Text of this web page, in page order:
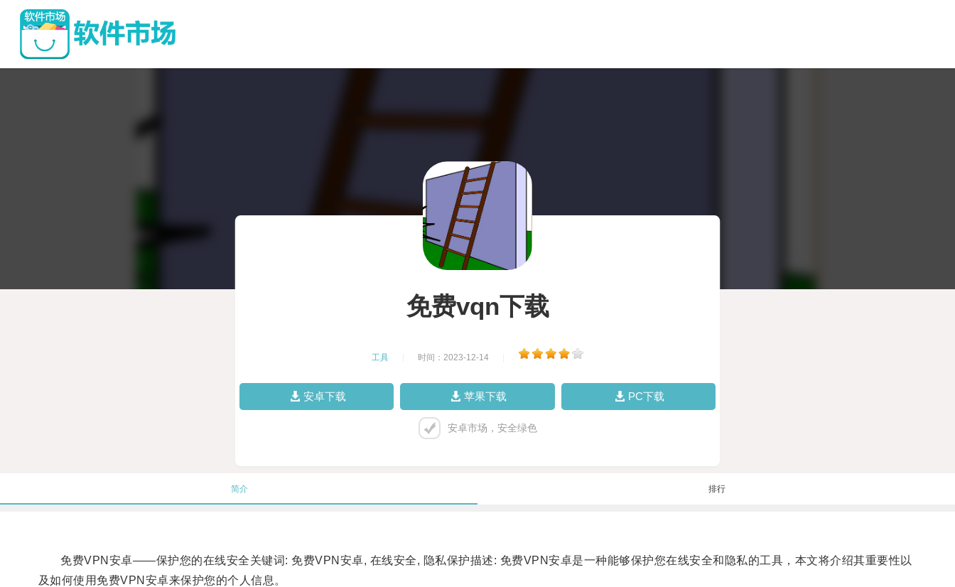
免费vqn下载
工具 时间：2023-12-14
安卓下载 苹果下载 PC下载
安卓市场，安全绿色
简介 排行
免费VPN安卓——保护您的在线安全关键词: 免费VPN安卓, 在线安全, 隐私保护描述: 免费VPN安卓是一种能够保护您在线安全和隐私的工具，本文将介绍其重要性以
及如何使用免费VPN安卓来保护您的个人信息。